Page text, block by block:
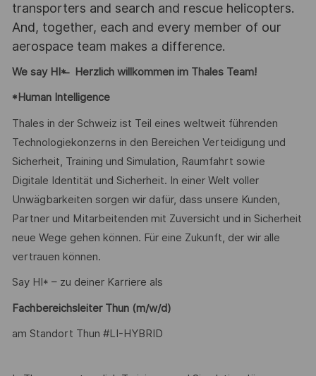
transporters and search and rescue helicopters.
And, together, each and every member of our
aerospace team makes a difference.
We say HI* ̶ Herzlich willkommen im Thales Team!
*Human Intelligence
Thales in der Schweiz ist Teil eines weltweit führenden
Technologiekonzerns in den Bereichen Verteidigung und
Sicherheit, Training und Simulation, Raumfahrt sowie
Digitale Identität und Sicherheit. In einer Welt voller
Unwägbarkeiten sorgen wir dafür, dass unsere Kunden,
Partner und Mitarbeitenden mit Zuversicht und in Sicherheit
neue Wege gehen können. Für eine Zukunft, der wir alle
vertrauen können.
Say HI* – zu deiner Karriere als
Fachbereichsleiter Thun (m/w/d)
am Standort Thun #LI-HYBRID